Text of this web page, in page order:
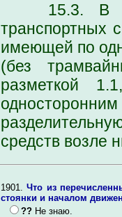
15.3. В
транспортных
имеющей по
(без
разметкой
средств возле
1901.Что из
стоянки и началом
?? Не знаю.